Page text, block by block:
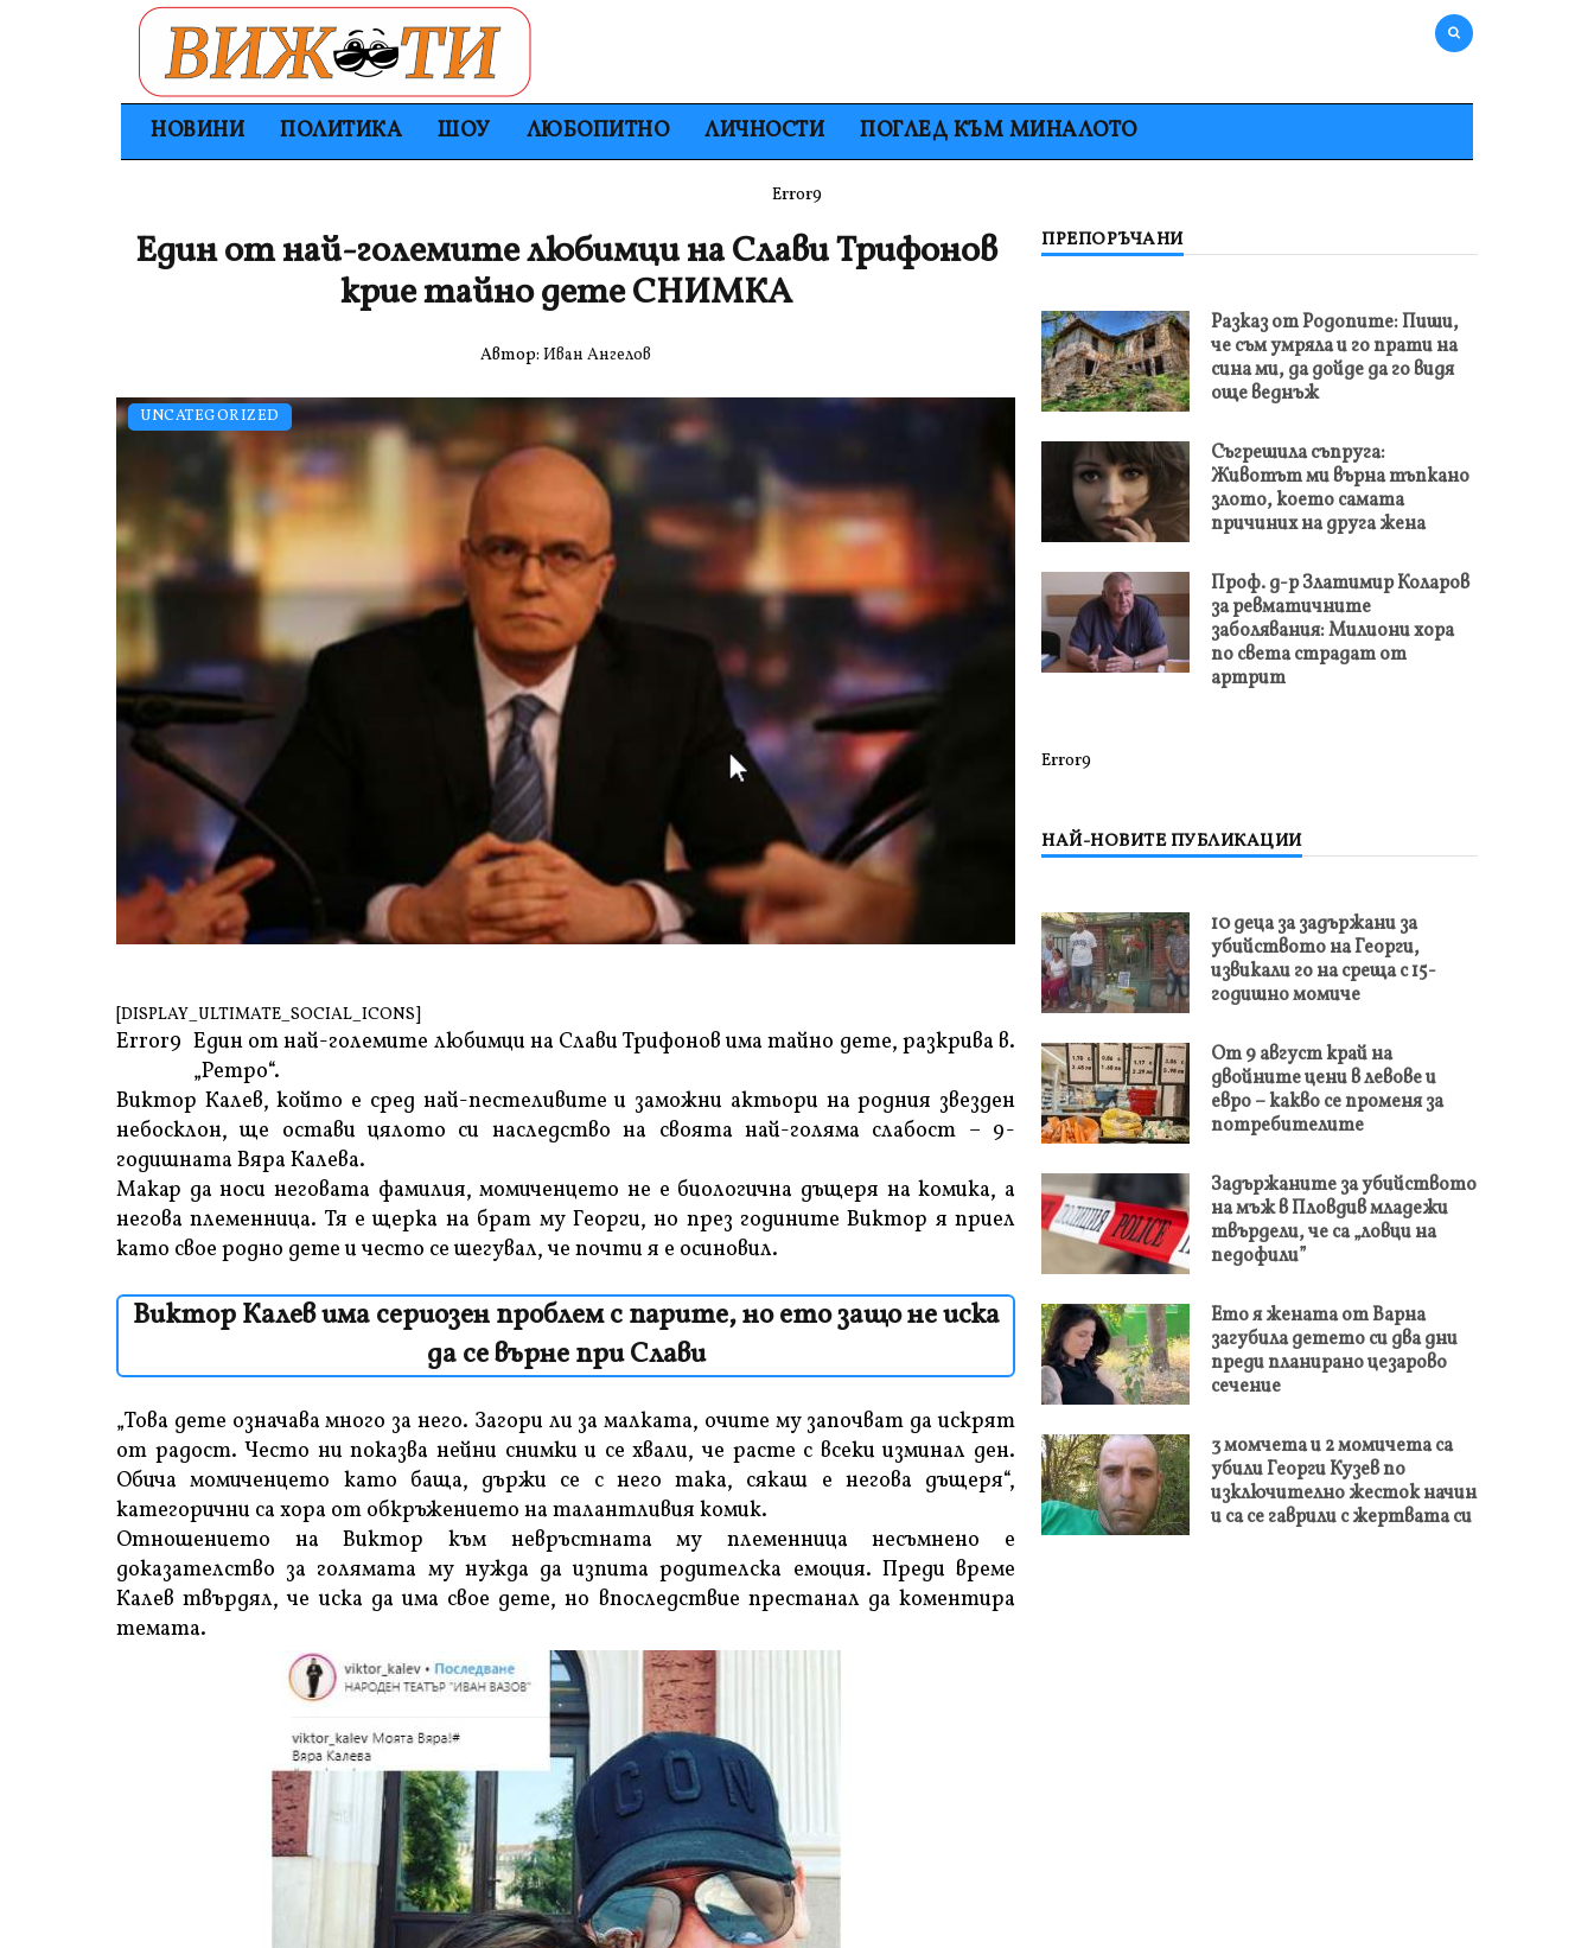
НОВИНИ ПОЛИТИКА ШОУ ЛЮБОПИТНО ЛИЧНОСТИ ПОГЛЕД КЪМ МИНАЛОТО
Error9
UNCATEGORIZED
Един от най-големите любимци на Слави Трифонов
крие тайно дете СНИМКА
Автор: Иван Ангелов
[DISPLAY_ULTIMATE_SOCIAL_ICONS]
Error9 Един от най-големите любимци на Слави Трифонов има тайно дете, разкрива в.
„Ретро“.
Виктор Калев, който е сред най-пестеливите и заможни актьори на родния звезден
небосклон, ще остави цялото си наследство на своята най-голяма слабост – 9-
годишната Вяра Калева.
Макар да носи неговата фамилия, момиченцето не е биологична дъщеря на комика, а
негова племенница. Тя е щерка на брат му Георги, но през годините Виктор я приел
като свое родно дете и често се шегувал, че почти я е осиновил.
Виктор Калев има сериозен проблем с парите, но ето защо не иска
да се върне при Слави
„Това дете означава много за него. Загори ли за малката, очите му започват да искрят
от радост. Често ни показва нейни снимки и се хвали, че расте с всеки изминал ден.
Обича момиченцето като баща, държи се с него така, сякаш е негова дъщеря“,
категорични са хора от обкръжението на талантливия комик.
Отношението на Виктор към невръстната му племенница несъмнено е
доказателство за голямата му нужда да изпита родителска емоция. Преди време
Калев твърдял, че иска да има свое дете, но впоследствие престанал да коментира
темата.
ПРЕПОРЪЧАНИ
Разказ от Родопите: Пиши,
че съм умряла и го прати на
сина ми, да дойде да го видя
още веднъж
Съгрешила съпруга:
Животът ми върна тъпкано
злото, което самата
причиних на друга жена
Проф. д-р Златимир Коларов
за ревматичните
заболявания: Милиони хора
по света страдат от
артрит
Error9
НАЙ-НОВИТЕ ПУБЛИКАЦИИ
10 деца за задържани за
убийството на Георги,
извикали го на среща с 15-
годишно момиче
От 9 август край на
двойните цени в левове и
евро – какво се променя за
потребителите
Задържаните за убийството
на мъж в Пловдив младежи
твърдели, че са „ловци на
педофили”
Ето я жената от Варна
загубила детето си два дни
преди планирано цезарово
сечение
3 момчета и 2 момичета са
убили Георги Кузев по
изключително жесток начин
и са се гаврили с жертвата си